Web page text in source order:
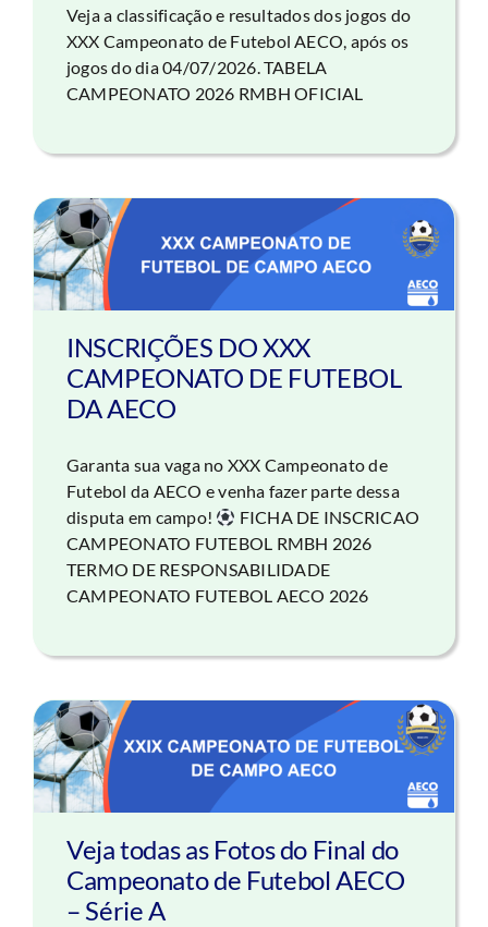
Veja a classificação e resultados dos jogos do
XXX Campeonato de Futebol AECO, após os
jogos do dia 04/07/2026. TABELA
CAMPEONATO 2026 RMBH OFICIAL
INSCRIÇÕES DO XXX
CAMPEONATO DE FUTEBOL
DA AECO
Garanta sua vaga no XXX Campeonato de
Futebol da AECO e venha fazer parte dessa
disputa em campo!
FICHA DE INSCRICAO
CAMPEONATO FUTEBOL RMBH 2026
TERMO DE RESPONSABILIDADE
CAMPEONATO FUTEBOL AECO 2026
Veja todas as Fotos do Final do
Campeonato de Futebol AECO
– Série A